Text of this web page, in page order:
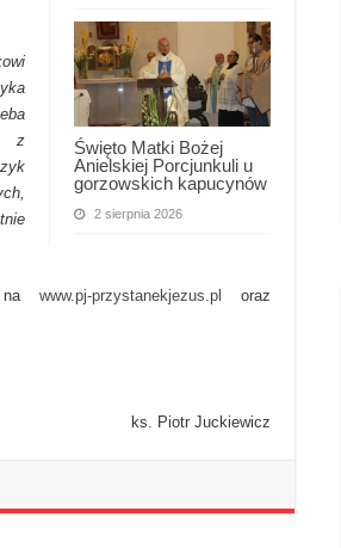
Święto Matki Bożej
Anielskiej Porcjunkuli u
gorzowskich kapucynów
2 sierpnia 2026
z
na www.pj-przystanekjezus.pl
oraz
ks. Piotr Juckiewicz